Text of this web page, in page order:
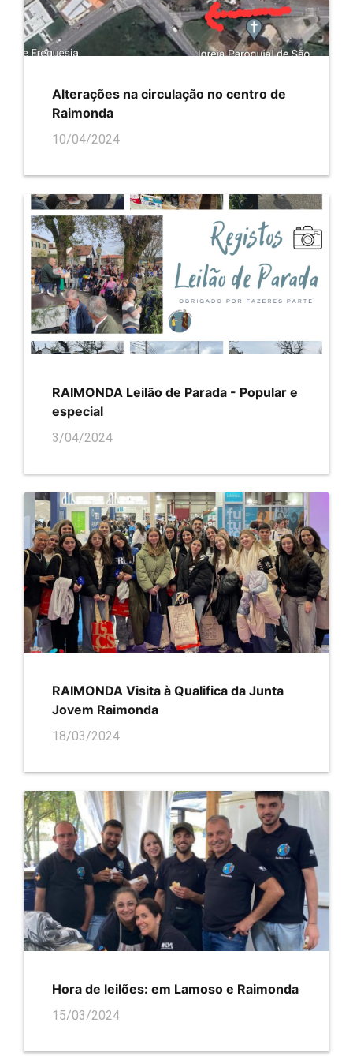
Alterações na circulação no centro de
Raimonda
10/04/2024
RAIMONDA Leilão de Parada - Popular e
especial
3/04/2024
RAIMONDA Visita à Qualifica da Junta
Jovem Raimonda
18/03/2024
Hora de leilões: em Lamoso e Raimonda
15/03/2024